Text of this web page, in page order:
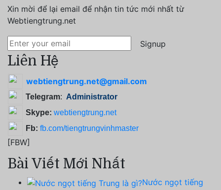
Xin mời để lại email để nhận tin tức mới nhất từ
Webtiengtrung.net
Signup
Liên Hệ
webtiengtrung.net@gmail.com
Telegram: Administrator
Skype: webtiengtrung.net
Fb: fb.com/tiengtrungvinhmaster
[FBW]
Bài Viết Mới Nhất
Nước ngọt tiếng